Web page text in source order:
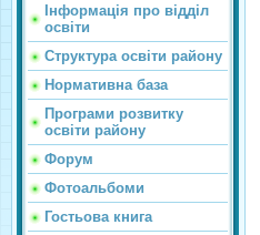
Інформація про відділ
освіти
Структура освіти району
Нормативна база
Програми розвитку
освіти району
Форум
Фотоальбоми
Гостьова книга